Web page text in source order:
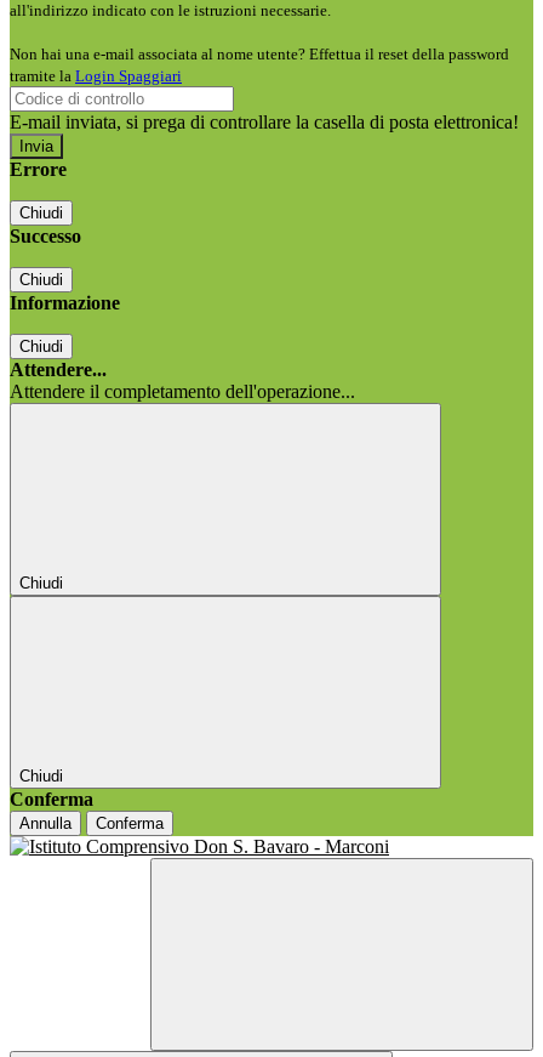
all'indirizzo indicato con le istruzioni necessarie.
Non hai una e-mail associata al nome utente? Effettua il reset della password
tramite la Login Spaggiari
E-mail inviata, si prega di controllare la casella di posta elettronica!
Errore
Chiudi
Successo
Chiudi
Informazione
Chiudi
Attendere...
Attendere il completamento dell'operazione...
Chiudi
Chiudi
Conferma
Annulla Conferma